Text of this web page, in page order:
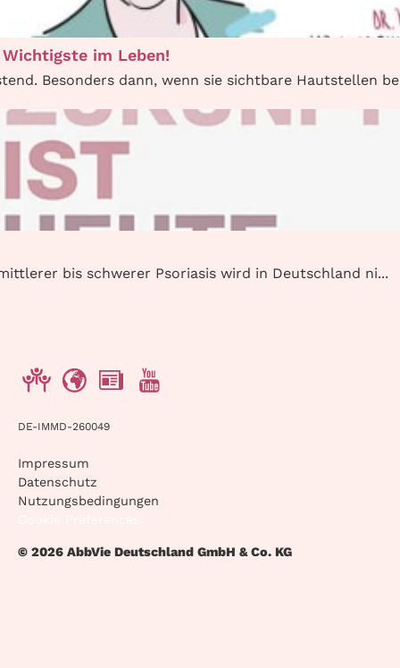
im Leben!
Besonders dann, wenn sie sichtbare Hautstellen
bis schwerer Psoriasis wird in Deutschland ni...
DE-IMMD-260049
© 2026 AbbVie Deutschland GmbH & Co. KG
Impressum
Datenschutz
Nutzungsbedingungen